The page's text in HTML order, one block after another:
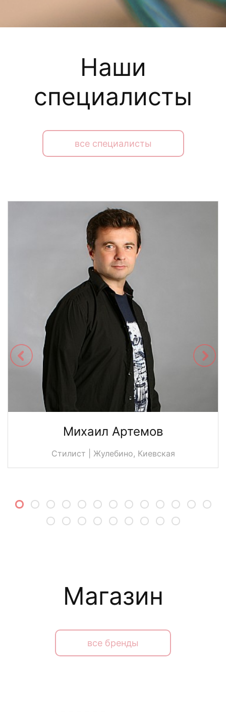
Наши
специалисты
все специалисты
Михаил Артемов
Стилист | Жулебино, Киевская
Магазин
все бренды